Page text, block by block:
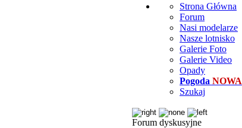
Strona Główna
Forum
Nasi modelarze
Nasze lotnisko
Galerie Foto
Galerie Video
Opady
Pogoda NOWA
Szukaj
Forum dyskusyjne